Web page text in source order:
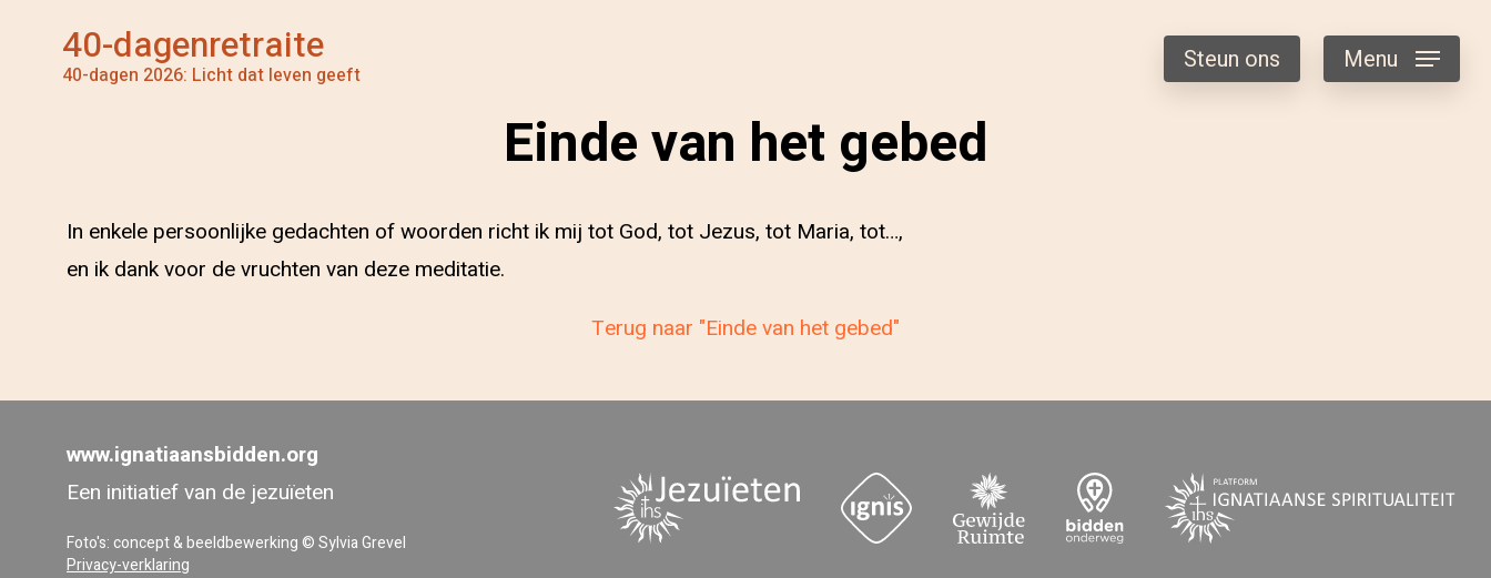
40-dagenretraite
40-dagen 2026: Licht dat leven geeft Steun ons Menu
Einde van het gebed
In enkele persoonlijke gedachten of woorden richt ik mij tot God, tot Jezus, tot Maria, tot…,
en ik dank voor de vruchten van deze meditatie.
Terug naar "Einde van het gebed"
www.ignatiaansbidden.org
Een initiatief van de jezuïeten
Foto's: concept & beeldbewerking © Sylvia Grevel
Privacy-verklaring